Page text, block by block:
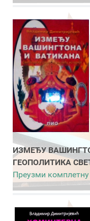
ИЗМЕЂУ
ГЕОПОЛИТИКА
Преузми